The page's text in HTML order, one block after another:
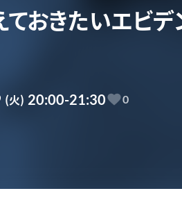
おきたいエビデ
(火) 20:00-21:30 0